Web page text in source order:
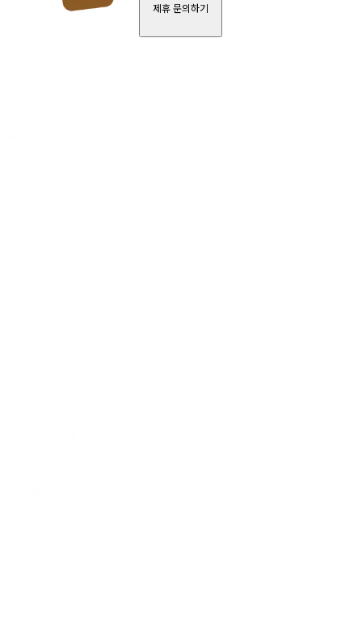
제휴 문의하기